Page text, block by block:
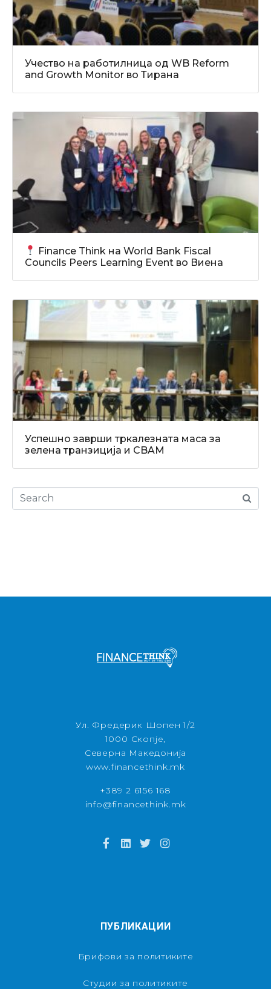
Учество на работилница од WB Reform
and Growth Monitor во Тирана
Finance Think на World Bank Fiscal
Councils Peers Learning Event во Виена
Успешно заврши тркалезната маса за
зелена транзиција и CBAM
Ул. Фредерик Шопен 1/2
1000 Скопје,
Северна Македонија
www.financethink.mk
+389 2 6156 168
info@financethink.mk
ПУБЛИКАЦИИ
Брифови за политиките
Студии за политиките